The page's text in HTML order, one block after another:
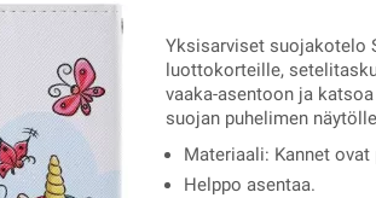
Yksisarviset suojakotelo
luottokorteille,
vaaka-asentoon ja
suojan puhelimen
Materiaali: Kannet
Helppo asentaa.